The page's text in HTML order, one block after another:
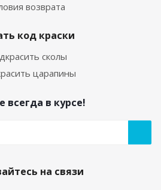
возврата
код краски
сколы
царапины
всегда в курсе!
на связи